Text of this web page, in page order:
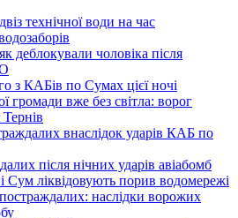
технічної води на час
деблокували чоловіка після
з КАБів по Сумах цієї ночі
громади вже без світла: ворог
Тернів
внаслідок ударів КАБ по
після нічних ударів авіабомб
Сум ліквідовують порив водомережі
наслідки ворожих